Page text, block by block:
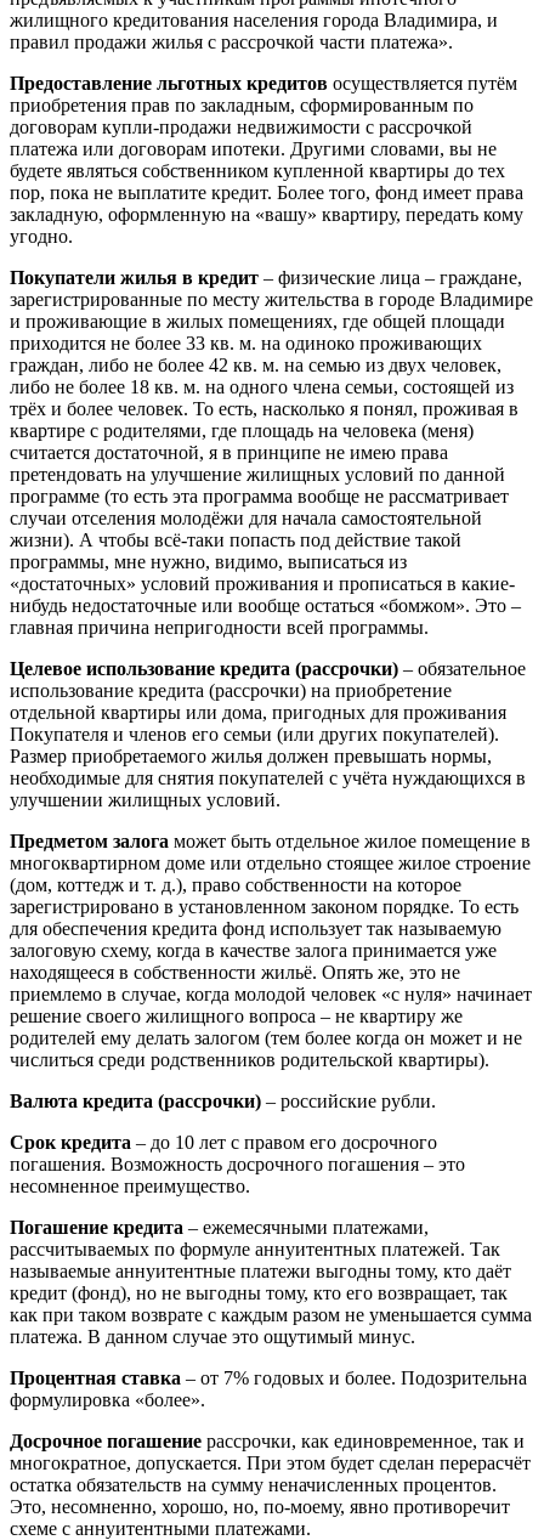
жилищного кредитования населения города Владимира, и
правил продажи жилья с рассрочкой части платежа».
Предоставление льготных кредитов осуществляется путём
приобретения прав по закладным, сформированным по
договорам купли-продажи недвижимости с рассрочкой
платежа или договорам ипотеки. Другими словами, вы не
будете являться собственником купленной квартиры до тех
пор, пока не выплатите кредит. Более того, фонд имеет права
закладную, оформленную на «вашу» квартиру, передать кому
угодно.
Покупатели жилья в кредит – физические лица – граждане,
зарегистрированные по месту жительства в городе Владимире
и проживающие в жилых помещениях, где общей площади
приходится не более 33 кв. м. на одиноко проживающих
граждан, либо не более 42 кв. м. на семью из двух человек,
либо не более 18 кв. м. на одного члена семьи, состоящей из
трёх и более человек. То есть, насколько я понял, проживая в
квартире с родителями, где площадь на человека (меня)
считается достаточной, я в принципе не имею права
претендовать на улучшение жилищных условий по данной
программе (то есть эта программа вообще не рассматривает
случаи отселения молодёжи для начала самостоятельной
жизни). А чтобы всё-таки попасть под действие такой
программы, мне нужно, видимо, выписаться из
«достаточных» условий проживания и прописаться в какие-
нибудь недостаточные или вообще остаться «бомжом». Это –
главная причина непригодности всей программы.
Целевое использование кредита (рассрочки) – обязательное
использование кредита (рассрочки) на приобретение
отдельной квартиры или дома, пригодных для проживания
Покупателя и членов его семьи (или других покупателей).
Размер приобретаемого жилья должен превышать нормы,
необходимые для снятия покупателей с учёта нуждающихся в
улучшении жилищных условий.
Предметом залога может быть отдельное жилое помещение в
многоквартирном доме или отдельно стоящее жилое строение
(дом, коттедж и т. д.), право собственности на которое
зарегистрировано в установленном законом порядке. То есть
для обеспечения кредита фонд использует так называемую
залоговую схему, когда в качестве залога принимается уже
находящееся в собственности жильё. Опять же, это не
приемлемо в случае, когда молодой человек «с нуля» начинает
решение своего жилищного вопроса – не квартиру же
родителей ему делать залогом (тем более когда он может и не
числиться среди родственников родительской квартиры).
Валюта кредита (рассрочки) – российские рубли.
Срок кредита – до 10 лет с правом его досрочного
погашения. Возможность досрочного погашения – это
несомненное преимущество.
Погашение кредита – ежемесячными платежами,
рассчитываемых по формуле аннуитентных платежей. Так
называемые аннуитентные платежи выгодны тому, кто даёт
кредит (фонд), но не выгодны тому, кто его возвращает, так
как при таком возврате с каждым разом не уменьшается сумма
платежа. В данном случае это ощутимый минус.
Процентная ставка – от 7% годовых и более. Подозрительна
формулировка «более».
Досрочное погашение рассрочки, как единовременное, так и
многократное, допускается. При этом будет сделан перерасчёт
остатка обязательств на сумму неначисленных процентов.
Это, несомненно, хорошо, но, по-моему, явно противоречит
схеме с аннуитентными платежами.